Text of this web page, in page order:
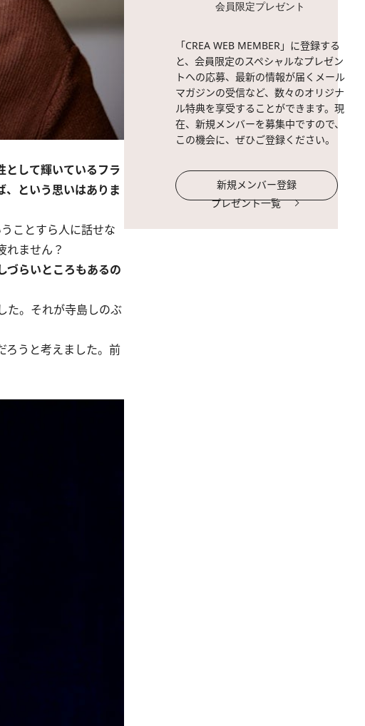
して輝いているフラ
、という思いはありま
ことすら人に話せな
れません？
らいところもあるの
た。それが寺島しのぶ
ろうと考えました。前
会員限定プレゼント
「CREA WEB MEMBER」に登録する
と、会員限定のスペシャルなプレゼン
トへの応募、最新の情報が届くメール
マガジンの受信など、数々のオリジナ
ル特典を享受することができます。現
在、新規メンバーを募集中ですので、
この機会に、ぜひご登録ください。
新規メンバー登録
プレゼント一覧